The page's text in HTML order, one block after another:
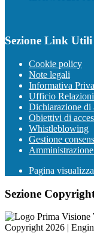
Sezione Link Utili
Cookie policy
Note legali
Informativa
Ufficio
Dichiarazione di
Obiettivi di
Whistleblowing
Gestione
Pagina
Sezione
Copyright 2026 |